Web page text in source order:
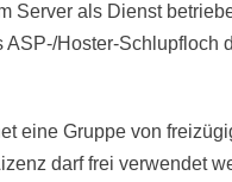
Server als Dienst
ASP-/Hoster-Schlupfloch
eine Gruppe von
darf frei verwendet